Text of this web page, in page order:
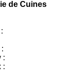
de Cuines
:
: